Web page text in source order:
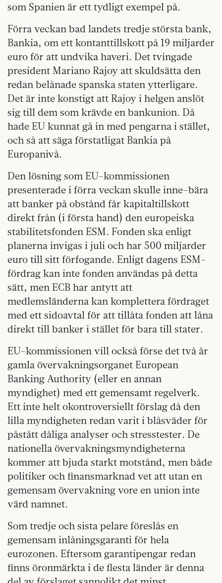
som Spanien är ett tydligt exempel på.
Förra veckan bad landets tredje största bank,
Bankia, om ett kontanttillskott på 19 miljarder
euro för att undvika haveri. Det tvingade
president Mariano Rajoy att skuldsätta den
redan belånade spanska staten ytterligare.
Det är inte konstigt att Rajoy i helgen anslöt
sig till dem som krävde en bankunion. Då
hade EU kunnat gå in med pengarna i stället,
och så att säga förstatligat Bankia på
Europanivå.
Den lösning som EU-kommissionen
presenterade i förra veckan skulle inne-bära
att banker på obstånd får kapitaltillskott
direkt från (i första hand) den europeiska
stabilitetsfonden ESM. Fonden ska enligt
planerna invigas i juli och har 500 miljarder
euro till sitt förfogande. Enligt dagens ESM-
fördrag kan inte fonden användas på detta
sätt, men ECB har antytt att
medlemsländerna kan komplettera fördraget
med ett sidoavtal för att tillåta fonden att låna
direkt till banker i stället för bara till stater.
EU-kommissionen vill också förse det två år
gamla övervakningsorganet European
Banking Authority (eller en annan
myndighet) med ett gemensamt regelverk.
Ett inte helt okontroversiellt förslag då den
lilla myndigheten redan varit i blåsväder för
påstått dåliga analyser och stresstester. De
nationella övervakningsmyndigheterna
kommer att bjuda starkt motstånd, men både
politiker och finansmarknad vet att utan en
gemensam övervakning vore en union inte
värd namnet.
Som tredje och sista pelare föreslås en
gemensam inlåningsgaranti för hela
eurozonen. Eftersom garantipengar redan
finns öronmärkta i de flesta länder är denna